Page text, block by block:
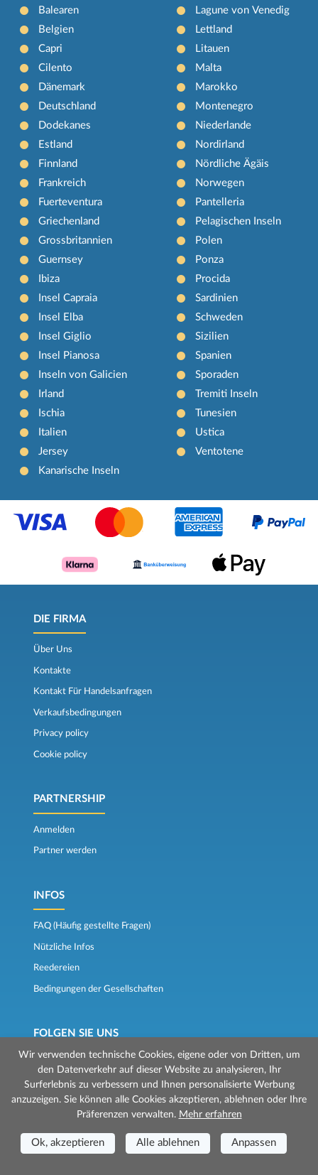
Balearen
Belgien
Capri
Cilento
Dänemark
Deutschland
Dodekanes
Estland
Finnland
Frankreich
Fuerteventura
Griechenland
Grossbritannien
Guernsey
Ibiza
Insel Capraia
Insel Elba
Insel Giglio
Insel Pianosa
Inseln von Galicien
Irland
Ischia
Italien
Jersey
Kanarische Inseln
Lagune von Venedig
Lettland
Litauen
Malta
Marokko
Montenegro
Niederlande
Nordirland
Nördliche Ägäis
Norwegen
Pantelleria
Pelagischen Inseln
Polen
Ponza
Procida
Sardinien
Schweden
Sizilien
Spanien
Sporaden
Tremiti Inseln
Tunesien
Ustica
Ventotene
DIE FIRMA
Über Uns
Kontakte
Kontakt Für Handelsanfragen
Verkaufsbedingungen
Privacy policy
Cookie policy
PARTNERSHIP
Anmelden
Partner werden
INFOS
FAQ (Häufig gestellte Fragen)
Nützliche Infos
Reedereien
Bedingungen der Gesellschaften
FOLGEN SIE UNS
Beurteilungen
Der Fährkompass
Wir verwenden technische Cookies, eigene oder von Dritten, um
den Datenverkehr auf dieser Website zu analysieren, Ihr
Surferlebnis zu verbessern und Ihnen personalisierte Werbung
anzuzeigen. Sie können alle Cookies akzeptieren, ablehnen oder Ihre
Präferenzen verwalten. Mehr erfahren
Ok, akzeptieren Alle ablehnen Anpassen